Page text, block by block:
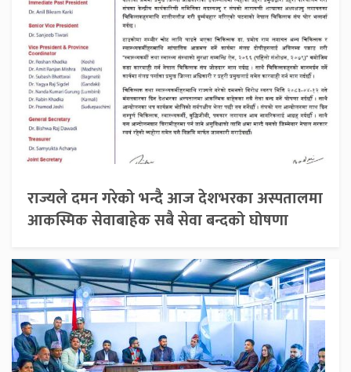
राज्यले दमन गरेको भन्दै आज देशभरका अस्पतालमा
आकस्मिक सेवाबाहेक सबै सेवा बन्दको घोषणा